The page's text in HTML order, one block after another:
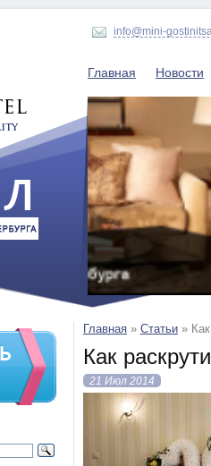
info@mini-
Главная Новости
Главная » Статьи »
Как
21 Июл 2014